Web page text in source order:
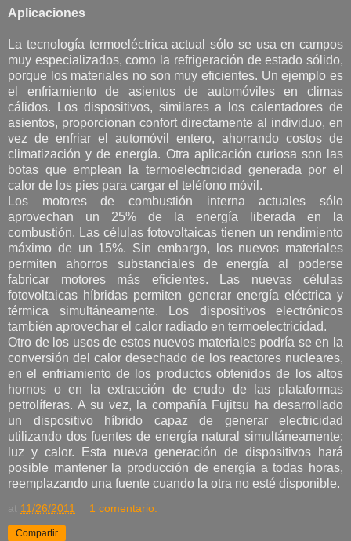
Aplicaciones
La tecnología termoeléctrica actual sólo se usa en campos
muy especializados, como la refrigeración de estado sólido,
porque los materiales no son muy eficientes. Un ejemplo es
el enfriamiento de asientos de automóviles en climas
cálidos. Los dispositivos, similares a los calentadores de
asientos, proporcionan confort directamente al individuo, en
vez de enfriar el automóvil entero, ahorrando costos de
climatización y de energía. Otra aplicación curiosa son las
botas que emplean la termoelectricidad generada por el
calor de los pies para cargar el teléfono móvil.
Los motores de combustión interna actuales sólo
aprovechan un 25% de la energía liberada en la
combustión. Las células fotovoltaicas tienen un rendimiento
máximo de un 15%. Sin embargo, los nuevos materiales
permiten ahorros substanciales de energía al poderse
fabricar motores más eficientes. Las nuevas células
fotovoltaicas híbridas permiten generar energía eléctrica y
térmica simultáneamente. Los dispositivos electrónicos
también aprovechar el calor radiado en termoelectricidad.
Otro de los usos de estos nuevos materiales podría se en la
conversión del calor desechado de los reactores nucleares,
en el enfriamiento de los productos obtenidos de los altos
hornos o en la extracción de crudo de las plataformas
petrolíferas. A su vez, la compañía Fujitsu ha desarrollado
un dispositivo híbrido capaz de generar electricidad
utilizando dos fuentes de energía natural simultáneamente:
luz y calor. Esta nueva generación de dispositivos hará
posible mantener la producción de energía a todas horas,
reemplazando una fuente cuando la otra no esté disponible.
at 11/26/2011 1 comentario:
Compartir